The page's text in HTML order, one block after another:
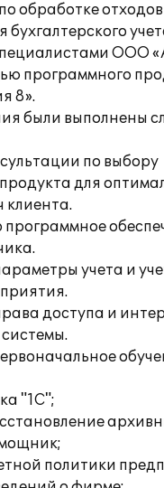
обработке
ООО
программного
8».
были выполнены
по выбору
для
клиента.
программное
учета и
доступа и
"1С";
политики